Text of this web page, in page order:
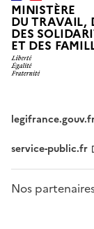
MINISTÈRE
DU TRAVAIL,
DES
ET DES
service-public.fr
Nos